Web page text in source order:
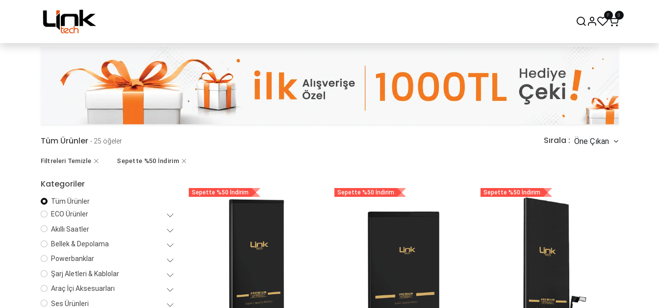
0 0
Tüm Ürünler - 25 öğeler Sırala : Öne Çıkan
Filtreleri Temizle Sepette %50 İndirim
Kategoriler
Tüm Ürünler
ECO Ürünler
Akıllı Saatler
Bellek & Depolama
Powerbanklar
Şarj Aletleri & Kablolar
Araç İçi Aksesuarları
Ses Ürünleri
Sepette %50 İndirim Sepette %50 İndirim Sepette %50 İndirim